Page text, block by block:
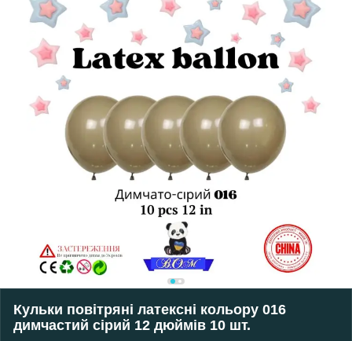
Кульки повітряні латексні кольору 016
димчастий сірий 12 дюймів 10 шт.